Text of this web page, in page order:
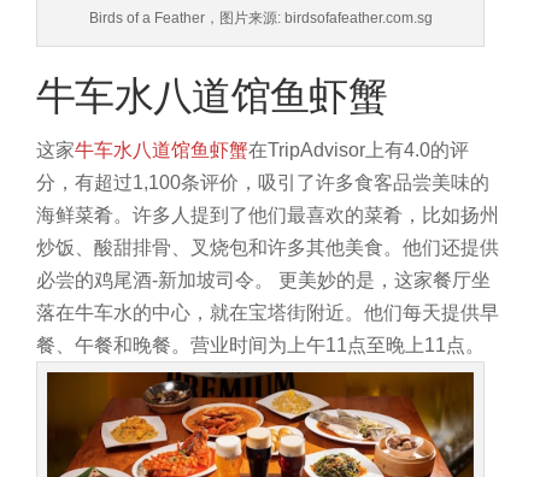
Birds of a Feather，图片来源: birdsofafeather.com.sg
牛车水八道馆鱼虾蟹
这家牛车水八道馆鱼虾蟹在TripAdvisor上有4.0的评
分，有超过1,100条评价，吸引了许多食客品尝美味的
海鲜菜肴。许多人提到了他们最喜欢的菜肴，比如扬州
炒饭、酸甜排骨、叉烧包和许多其他美食。他们还提供
必尝的鸡尾酒-新加坡司令。
更美妙的是，这家餐厅坐
落在牛车水的中心，就在宝塔街附近。他们每天提供早
餐、午餐和晚餐。营业时间为上午11点至晚上11点。